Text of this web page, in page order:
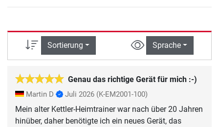
Sortierung Sprache
Genau das richtige Gerät für mich :-)
Martin D Juli 2026 (K-EM2001-100)
Mein alter Kettler-Heimtrainer war nach über 20 Jahren
hinüber, daher benötigte ich ein neues Gerät, das